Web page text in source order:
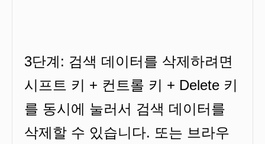
3단계: 검색 데이터를 삭제하려면
시프트 키 + 컨트롤 키 + Delete 키
를 동시에 눌러서 검색 데이터를
삭제할 수 있습니다. 또는 브라우